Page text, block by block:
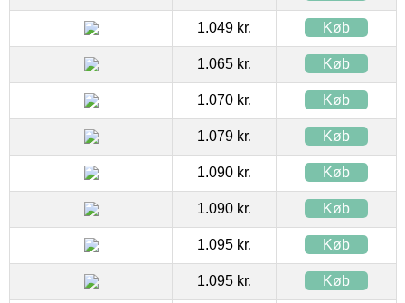
1.049 kr. Køb
1.065 kr. Køb
1.070 kr. Køb
1.079 kr. Køb
1.090 kr. Køb
1.090 kr. Køb
1.095 kr. Køb
1.095 kr. Køb